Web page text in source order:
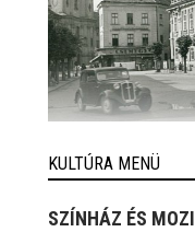
KULTÚRA MENÜ
SZÍNHÁZ ÉS MOZI